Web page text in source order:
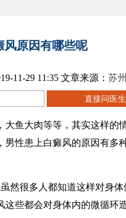
风原因有哪些呢
11-29 11:35 文章来源： 苏
大肉等等，其实这样的
性患上白癜风的原因有多
很多人都知道这样对身体
些都会对身体内的微循环